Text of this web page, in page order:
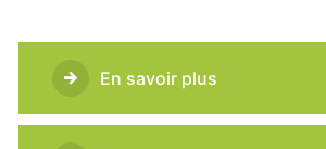
En savoir plus